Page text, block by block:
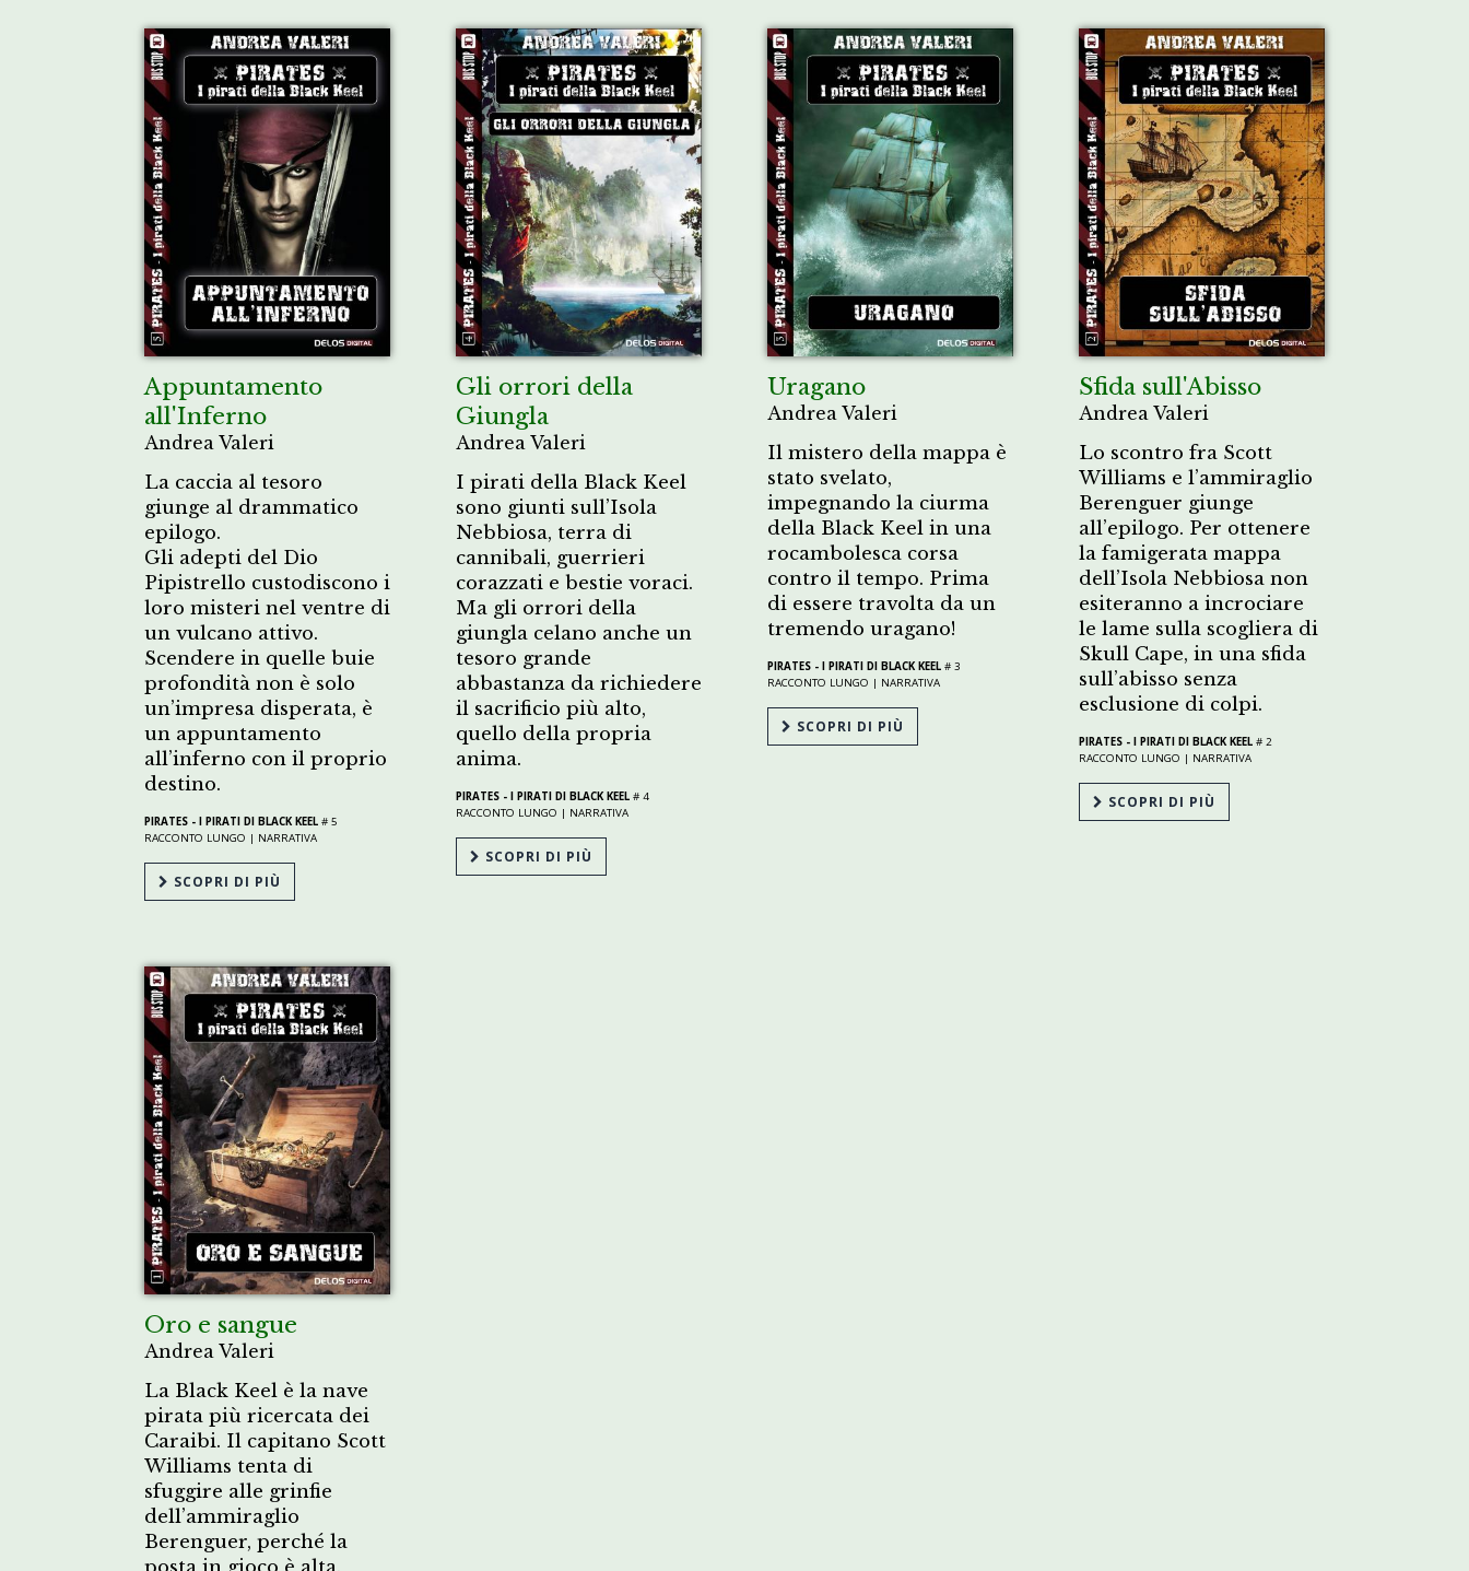
Appuntamento
all'Inferno
Andrea Valeri
La caccia al tesoro
giunge al drammatico
epilogo.
Gli adepti del Dio
Pipistrello custodiscono i
loro misteri nel ventre di
un vulcano attivo.
Scendere in quelle buie
profondità non è solo
un’impresa disperata, è
un appuntamento
all’inferno con il proprio
destino.
PIRATES - I PIRATI DI BLACK KEEL # 5
RACCONTO LUNGO | NARRATIVA
SCOPRI DI PIÙ
Gli orrori della
Giungla
Andrea Valeri
I pirati della Black Keel
sono giunti sull’Isola
Nebbiosa, terra di
cannibali, guerrieri
corazzati e bestie voraci.
Ma gli orrori della
giungla celano anche un
tesoro grande
abbastanza da richiedere
il sacrificio più alto,
quello della propria
anima.
PIRATES - I PIRATI DI BLACK KEEL # 4
RACCONTO LUNGO | NARRATIVA
SCOPRI DI PIÙ
Uragano
Andrea Valeri
Il mistero della mappa è
stato svelato,
impegnando la ciurma
della Black Keel in una
rocambolesca corsa
contro il tempo. Prima
di essere travolta da un
tremendo uragano!
PIRATES - I PIRATI DI BLACK KEEL # 3
RACCONTO LUNGO | NARRATIVA
SCOPRI DI PIÙ
Sfida sull'Abisso
Andrea Valeri
Lo scontro fra Scott
Williams e l’ammiraglio
Berenguer giunge
all’epilogo. Per ottenere
la famigerata mappa
dell’Isola Nebbiosa non
esiteranno a incrociare
le lame sulla scogliera di
Skull Cape, in una sfida
sull’abisso senza
esclusione di colpi.
PIRATES - I PIRATI DI BLACK KEEL # 2
RACCONTO LUNGO | NARRATIVA
SCOPRI DI PIÙ
Oro e sangue
Andrea Valeri
La Black Keel è la nave
pirata più ricercata dei
Caraibi. Il capitano Scott
Williams tenta di
sfuggire alle grinfie
dell’ammiraglio
Berenguer, perché la